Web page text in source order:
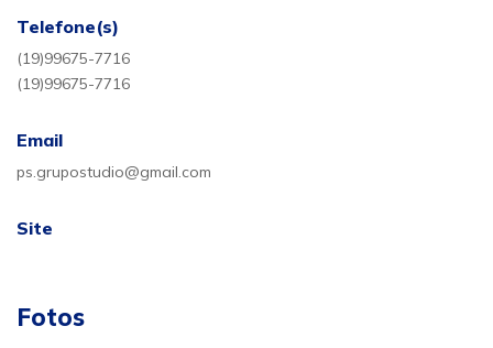
Telefone(s)
(19)99675-7716
(19)99675-7716
Email
ps.grupostudio@gmail.com
Site
Fotos